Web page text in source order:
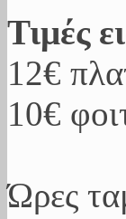
Τιμές
12€
10€
Ώρες